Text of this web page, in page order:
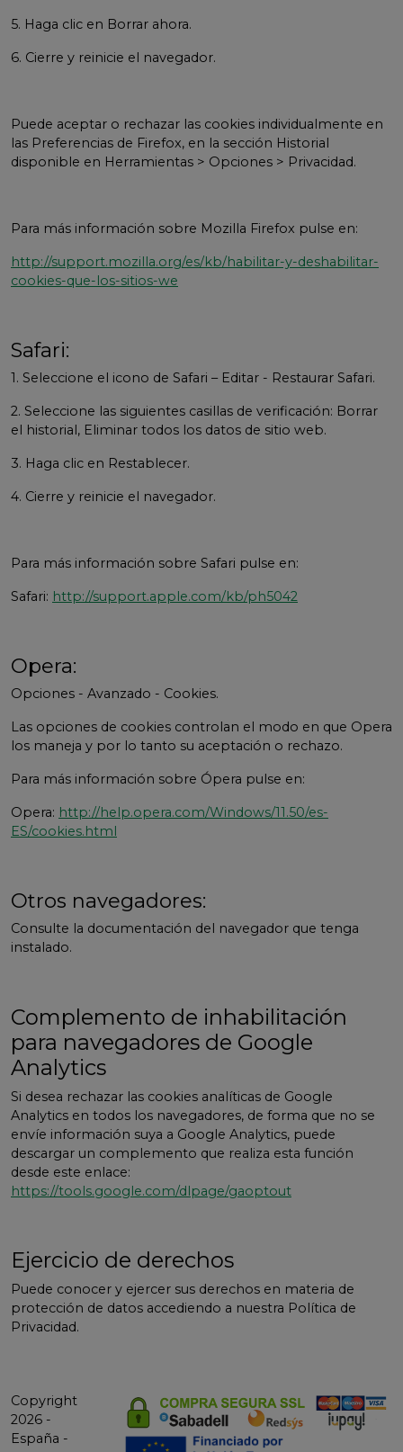
5. Haga clic en Borrar ahora.
6. Cierre y reinicie el navegador.
Puede aceptar o rechazar las cookies individualmente en
las Preferencias de Firefox, en la sección Historial
disponible en Herramientas > Opciones > Privacidad.
Para más información sobre Mozilla Firefox pulse en:
http://support.mozilla.org/es/kb/habilitar-y-deshabilitar-
cookies-que-los-sitios-we
Safari:
1. Seleccione el icono de Safari – Editar - Restaurar Safari.
2. Seleccione las siguientes casillas de verificación: Borrar
el historial, Eliminar todos los datos de sitio web.
3. Haga clic en Restablecer.
4. Cierre y reinicie el navegador.
Para más información sobre Safari pulse en:
Safari: http://support.apple.com/kb/ph5042
Opera:
Opciones - Avanzado - Cookies.
Las opciones de cookies controlan el modo en que Opera
los maneja y por lo tanto su aceptación o rechazo.
Para más información sobre Ópera pulse en:
Opera: http://help.opera.com/Windows/11.50/es-
ES/cookies.html
Otros navegadores:
Consulte la documentación del navegador que tenga
instalado.
Complemento de inhabilitación
para navegadores de Google
Analytics
Si desea rechazar las cookies analíticas de Google
Analytics en todos los navegadores, de forma que no se
envíe información suya a Google Analytics, puede
descargar un complemento que realiza esta función
desde este enlace:
https://tools.google.com/dlpage/gaoptout
Ejercicio de derechos
Puede conocer y ejercer sus derechos en materia de
protección de datos accediendo a nuestra Política de
Privacidad.
Copyright
2026 -
España -